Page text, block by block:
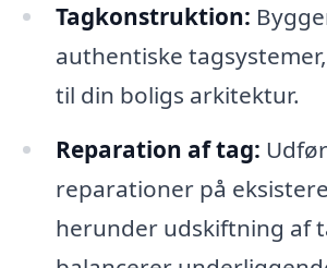
Tagkonstruktion:
authentiske
til din boligs arkitektur.
Reparation af tag:
reparationer på
herunder udskiftning af